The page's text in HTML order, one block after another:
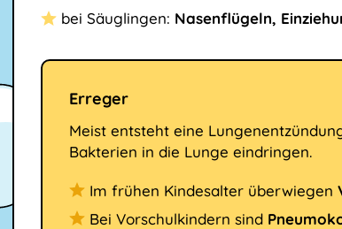
bei Säuglingen: Nasenflügeln,
Erreger
Meist entsteht eine
Bakterien in die Lunge eindringen.
Im frühen Kindesalter überwiegen
Bei Vorschulkindern sind